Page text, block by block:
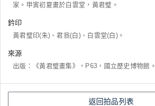
家。甲寅初夏畫於白雲堂，黃君璧。
鈐印
黃君璧印(朱)、君翁(白)、白雲堂(白)。
來源
出版：《黃君璧畫集》，P63，國立歷史博物館。
返回拍品列表